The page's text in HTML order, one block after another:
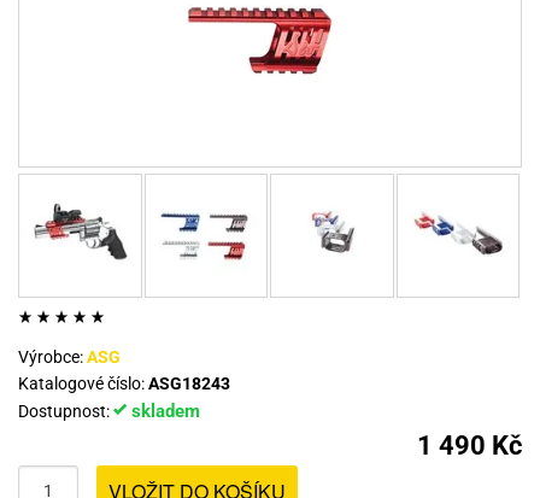
Výrobce:ASG
Katalogové číslo:ASG18243
Dostupnost:
skladem
1 490 Kč
VLOŽIT DO KOŠÍKU